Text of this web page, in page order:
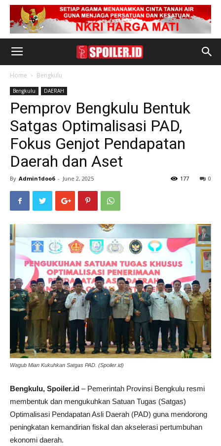
Home Bengkulu
Bengkulu DAERAH
Pemprov Bengkulu Bentuk
Satgas Optimalisasi PAD,
Fokus Genjot Pendapatan
Daerah dan Aset
By Admin1doo6 - June 2, 2025 0
177
Wagub Mian Kukuhkan Satgas PAD. (Spoiler.id)
Bengkulu, Spoiler.id – Pemerintah Provinsi Bengkulu resmi
membentuk dan mengukuhkan Satuan Tugas (Satgas)
Optimalisasi Pendapatan Asli Daerah (PAD) guna mendorong
peningkatan kemandirian fiskal dan akselerasi pertumbuhan
ekonomi daerah.